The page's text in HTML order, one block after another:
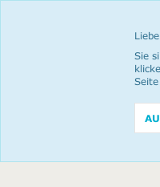
Sie